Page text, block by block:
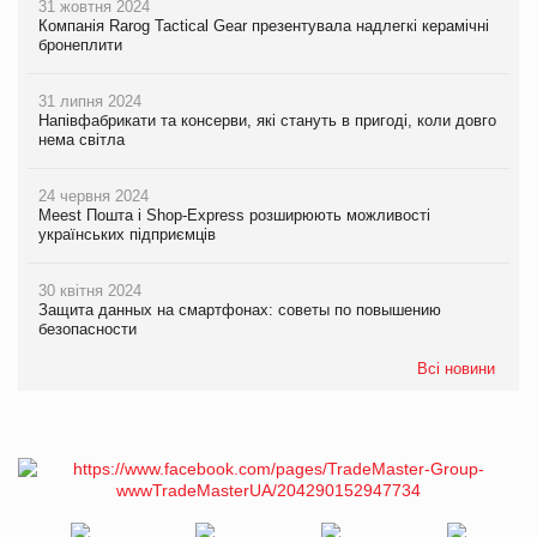
31 жовтня 2024
Компанія Rarog Tactical Gear презентувала надлегкі керамічні
бронеплити
31 липня 2024
Напівфабрикати та консерви, які стануть в пригоді, коли довго
нема світла
24 червня 2024
Meest Пошта і Shop-Express розширюють можливості
українських підприємців
30 квітня 2024
Защита данных на смартфонах: советы по повышению
безопасности
Всі новини